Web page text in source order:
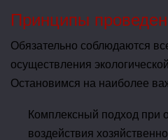
Принципы
Обязательно соблюдаются
осуществления
Остановимся на наиболее
Комплексный подход при
воздействия